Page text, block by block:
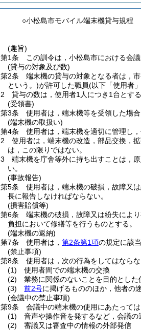
○小松島市モバイル端末機貸与規程
(趣旨)
第1条
この訓令は，小松島市における会
(貸与の対象及び数)
第2条
端末機の貸与の対象となる者は，
という。)が許可した職員(以下「使用者
2
貸与の数は，使用者1人につき1台とする
(受領書)
第3条
使用者は，端末機等を受領した場
(端末機の取扱い)
第4条
使用者は，端末機を適切に管理し
2
使用者は，端末機の改造，部品交換，
は，この限りではない。
3
端末機を庁舎等外に持ち出すことは，原
い。
(事故報告)
第5条
使用者は，端末機の破損，故障又
長に報告しなければならない。
(損害賠償等)
第6条
端末機の破損，故障又は紛失によ
負担において修繕等を行うものとする。
(端末機の返納)
第7条
使用者は， 第2条第1項の規定に該
(禁止事項)
第8条
使用者は，次の行為をしてはならな
(1)
使用者間での端末機の交換
(2)
業務に関係のないことを目的とした
(3)
前2号に掲げるもののほか，他者の
(会議中の禁止事項)
第9条
会議中の端末機の使用にあたっては
(1)
音声や操作音を発するなど，会議
(2)
審議又は審査中の情報の外部発信